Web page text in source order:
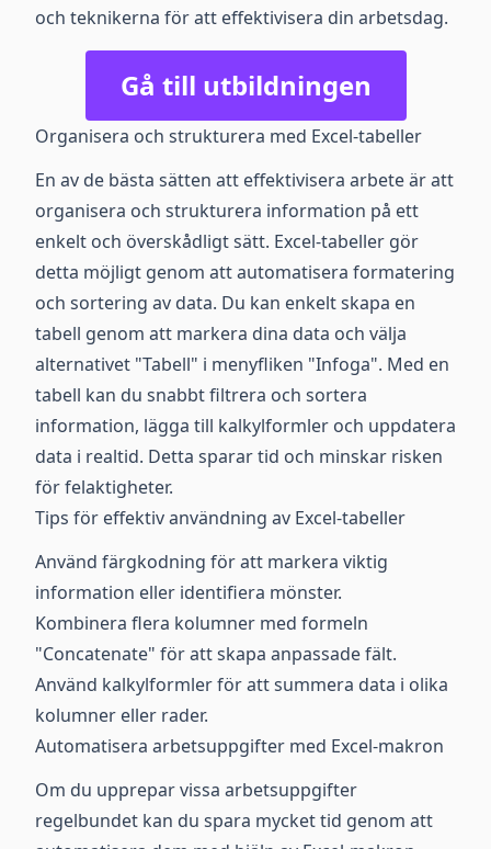
och teknikerna för att effektivisera din arbetsdag.
Gå till utbildningen
Organisera och strukturera med Excel-tabeller
En av de bästa sätten att effektivisera arbete är att
organisera och strukturera information på ett
enkelt och överskådligt sätt. Excel-tabeller gör
detta möjligt genom att automatisera formatering
och sortering av data. Du kan enkelt skapa en
tabell genom att markera dina data och välja
alternativet "Tabell" i menyfliken "Infoga". Med en
tabell kan du snabbt filtrera och sortera
information, lägga till kalkylformler och uppdatera
data i realtid. Detta sparar tid och minskar risken
för felaktigheter.
Tips för effektiv användning av Excel-tabeller
Använd färgkodning för att markera viktig
information eller identifiera mönster.
Kombinera flera kolumner med formeln
"Concatenate" för att skapa anpassade fält.
Använd kalkylformler för att summera data i olika
kolumner eller rader.
Automatisera arbetsuppgifter med Excel-makron
Om du upprepar vissa arbetsuppgifter
regelbundet kan du spara mycket tid genom att